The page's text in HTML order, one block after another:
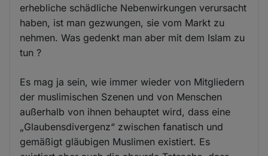
erhebliche schädliche Nebenwirkungen verursacht
haben, ist man gezwungen, sie vom Markt zu
nehmen. Was gedenkt man aber mit dem Islam zu
tun ?
Es mag ja sein, wie immer wieder von Mitgliedern
der muslimischen Szenen und von Menschen
außerhalb von ihnen behauptet wird, dass eine
„Glaubensdivergenz“ zwischen fanatisch und
gemäßigt gläubigen Muslimen existiert. Es